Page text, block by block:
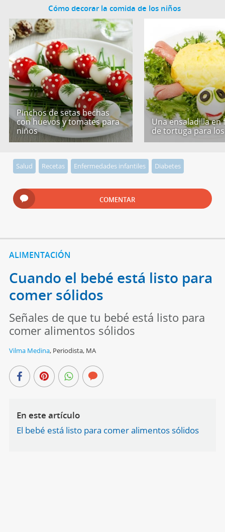
Cómo decorar la comida de los niños
Pinchos de setas hechas
con huevos y tomates para
niños
Una ensaladilla en
de tortuga para
Salud Recetas Enfermedades infantiles Diabetes
COMENTAR
ALIMENTACIÓN
Cuando el bebé está listo para
comer sólidos
Señales de que tu bebé está listo para
comer alimentos sólidos
Vilma Medina, Periodista, MA
En este artículo
El bebé está listo para comer alimentos sólidos